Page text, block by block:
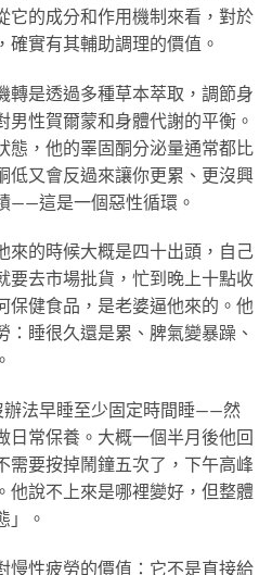
它的成分和作用機制來看，對於
實有其輔助調理的價值。
轉是透過多種草本萃取，調節身
男性賀爾蒙和身體代謝的平衡。
態，他的睪固酮分泌量通常都比
低又會反過來讓你更累、更沒興
——這是一個惡性循環。
來的時候大概是四十出頭，自己
要去市場批貨，忙到晚上十點收
保健食品，是老婆逼他來的。他
：睡很久還是累、脾氣變暴躁、
法早睡至少固定時間睡——然
日常保養。大概一個半月後他回
需要按掉鬧鐘五次了，下午高峰
他說不上來是哪裡變好，但整體
」。
慢性疲勞的價值：它不是直接給